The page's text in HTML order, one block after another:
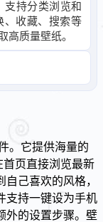
支持分类浏览和
、收藏、搜索等
高质量壁纸。
。它提供海量的
首页直接浏览最新
己喜欢的风格，
支持一键设为手机
外的设置步骤。壁